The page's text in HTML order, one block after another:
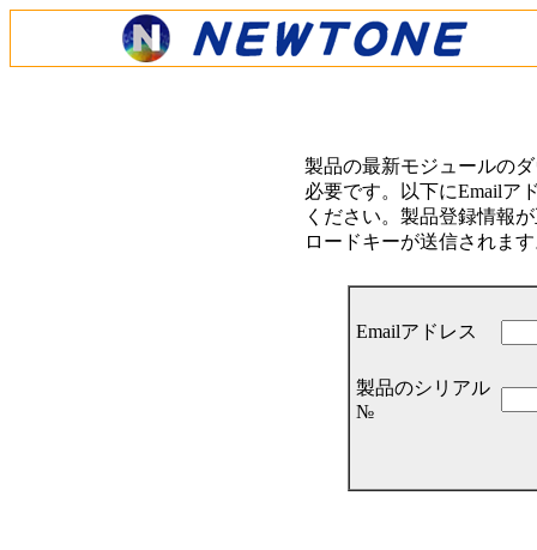
製品の最新モジュールの
必要です。以下にEmailア
ください。製品登録情報
ロードキーが送信されま
Emailアドレス
製品のシリアル
№